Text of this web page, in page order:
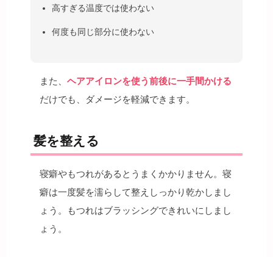
高すぎる温度では使わない
何度も同じ部分に使わない
また、 ヘアアイロンを使う前後に一手間かける
だけでも、ダメージを軽減できます。
髪を整える
寝癖やもつれがあるとうまくかかりません。寝
癖は一度髪を濡らして整えしっかり乾かしまし
ょう。もつれはブラッシングできれいにしまし
ょう。